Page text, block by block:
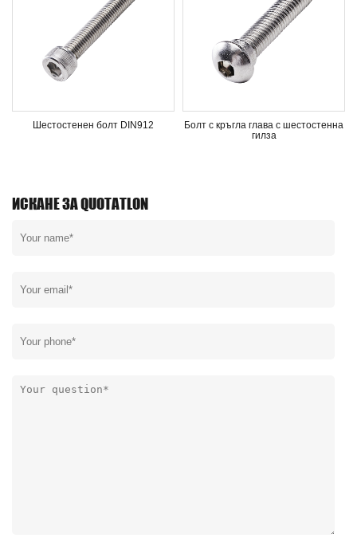
Шестостенен болт DIN912
Болт с кръгла глава с шестостенна
гилза
ИСКАНЕ ЗА QUOTATLON